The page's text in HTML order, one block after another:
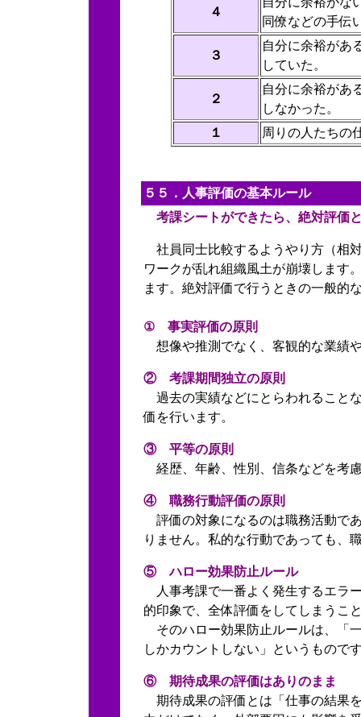
４
同僚などの手伝
３
自分に余裕があ
していた。
２
自分に余裕があ
しなかった。
１
周りの人たちの
５５．人事評価の基本ルール
考課シートができたら、絶対評価
社員同士比較するようやり方（相
ワークが乱れ組織風土が崩壊します
ます。絶対評価で行うときの一般的
① 事実評価の原則
想像や推測でなく、客観的な業績
② 考課期間独立の原則
過去の実績などにとらわれること
価を行います。
③ 平等の原則
経歴、年齢、性別、信条などを考
④ 職務行動評価の原則
評価の対象になるのは職務活動で
りません。私的な行動であっても、
⑤ ハロー効果防止ルール
人事考課で一番よく発生するエラ
的印象で、全体評価をしてしまうこ
そのハロー効果防止ルールは、「
しかカウントしない」というもので
⑥ 期待成果の評価はありのまま
期待成果の評価とは「仕事の結果